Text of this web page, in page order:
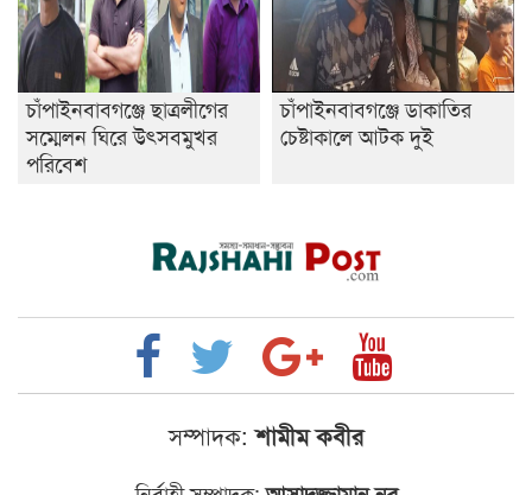
চাঁপাইনবাবগঞ্জে ছাত্রলীগের
সম্মেলন ঘিরে উৎসবমুখর
পরিবেশ
চাঁপাইনবাবগঞ্জে ডাকাতির
চেষ্টাকালে আটক দুই
সম্পাদক: শামীম কবীর